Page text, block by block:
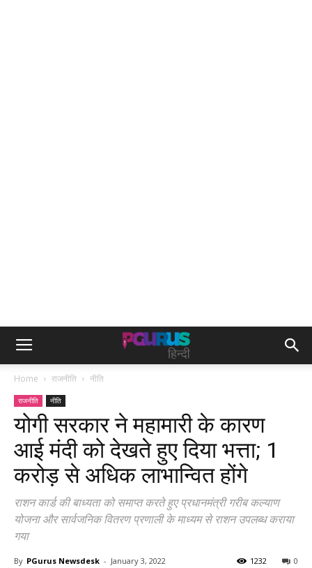
Home राजनीति नीति
राजनीति नीति
योगी सरकार ने महामारी के कारण
आई मंदी को देखते हुए दिया भत्ता; 1
करोड़ से अधिक लाभान्वित होंगे
राशन कार्ड की बाध्यता को समाप्त करते हुए प्रधानमंत्री गरीब कल्याण
योजना और सार्वजनिक वितरण प्रणाली के माध्यम से राशन उपलब्ध कराया
गया
By PGurus Newsdesk - January 3, 2022 0
1232